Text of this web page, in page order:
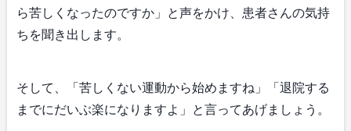
ら苦しくなったのですか」と声をかけ、患者さんの気持
ちを聞き出します。
そして、「苦しくない運動から始めますね」「退院する
までにだいぶ楽になりますよ」と言ってあげましょう。